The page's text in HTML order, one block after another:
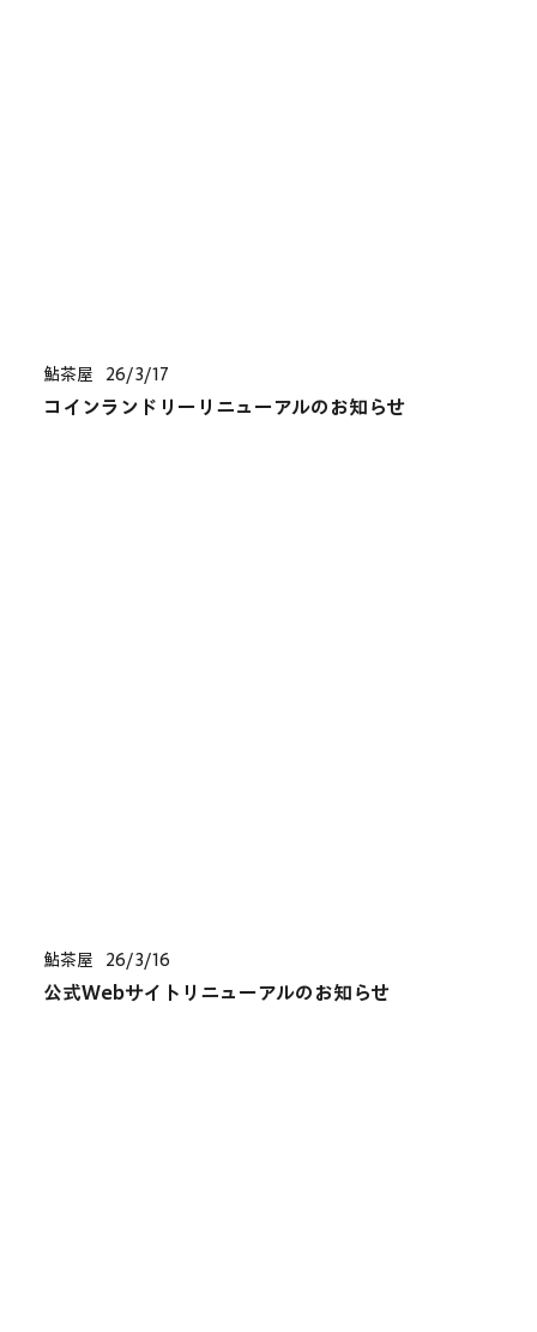
鮎茶屋 26/3/17
コインランドリーリニューアルのお知らせ
鮎茶屋 26/3/16
公式Webサイトリニューアルのお知らせ